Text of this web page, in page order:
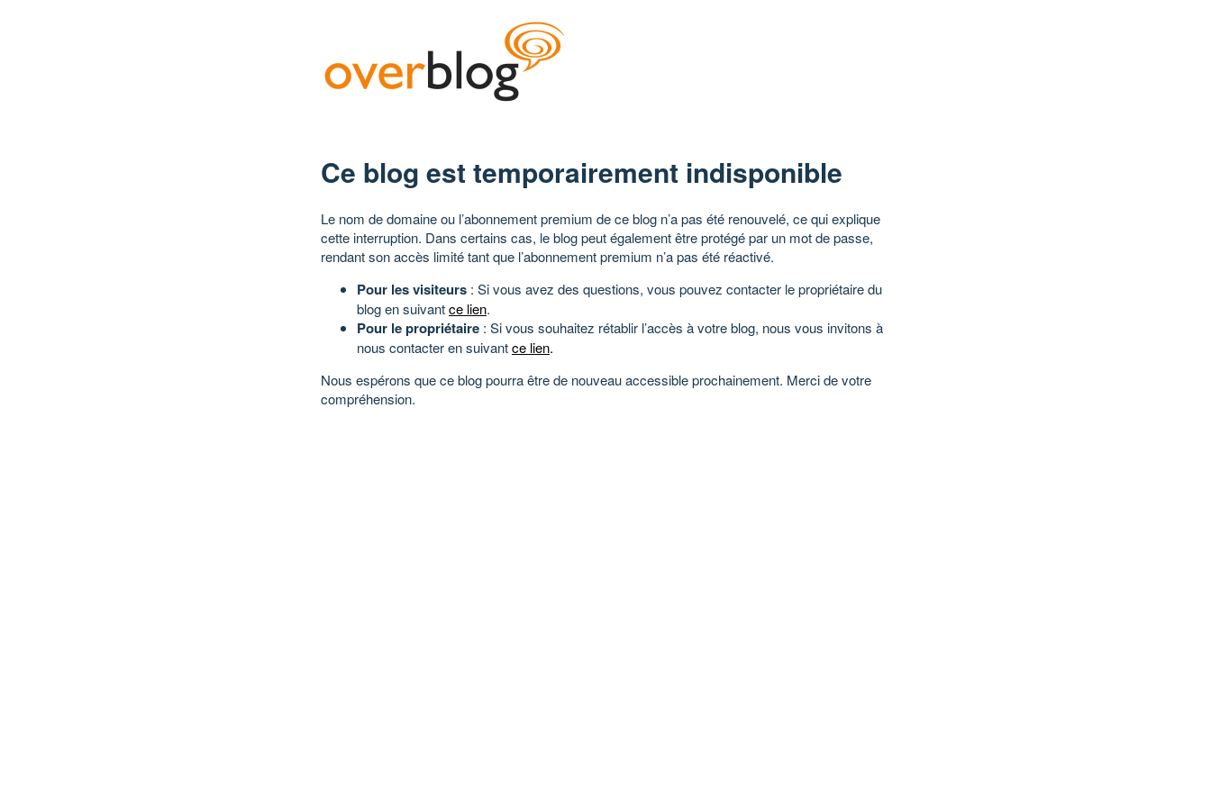
Ce blog est temporairement indisponible
Le nom de domaine ou l’abonnement premium de ce blog n’a pas été renouvelé, ce qui explique
cette interruption. Dans certains cas, le blog peut également être protégé par un mot de passe,
rendant son accès limité tant que l’abonnement premium n’a pas été réactivé.
Pour les visiteurs : Si vous avez des questions, vous pouvez contacter le propriétaire du
blog en suivantce lien.
Pour le propriétaire : Si vous souhaitez rétablir l’accès à votre blog, nous vous invitons à
nous contacter en suivantce lien.
Nous espérons que ce blog pourra être de nouveau accessible prochainement. Merci de votre
compréhension.